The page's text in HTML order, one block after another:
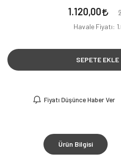
1.120,00
Havale Fiyatı:
SEPETE EKLE
Fiyatı Düşünce Haber Ver
Ürün Bilgisi